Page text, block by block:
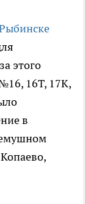
этого
16Т, 17К,
в